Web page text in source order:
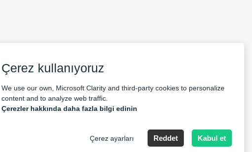
Company Nr: 14693656
Çerez kullanıyoruz
We use our own, Microsoft Clarity and third-party cookies to personalize
content and to analyze web traffic.
Çerezler hakkında daha fazla bilgi edinin
Çerez ayarları Reddet Kabul et